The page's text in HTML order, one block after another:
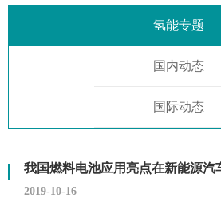
氢能专题
国内动态
国际动态
我国燃料电池应用亮点在新能源汽
2019-10-16